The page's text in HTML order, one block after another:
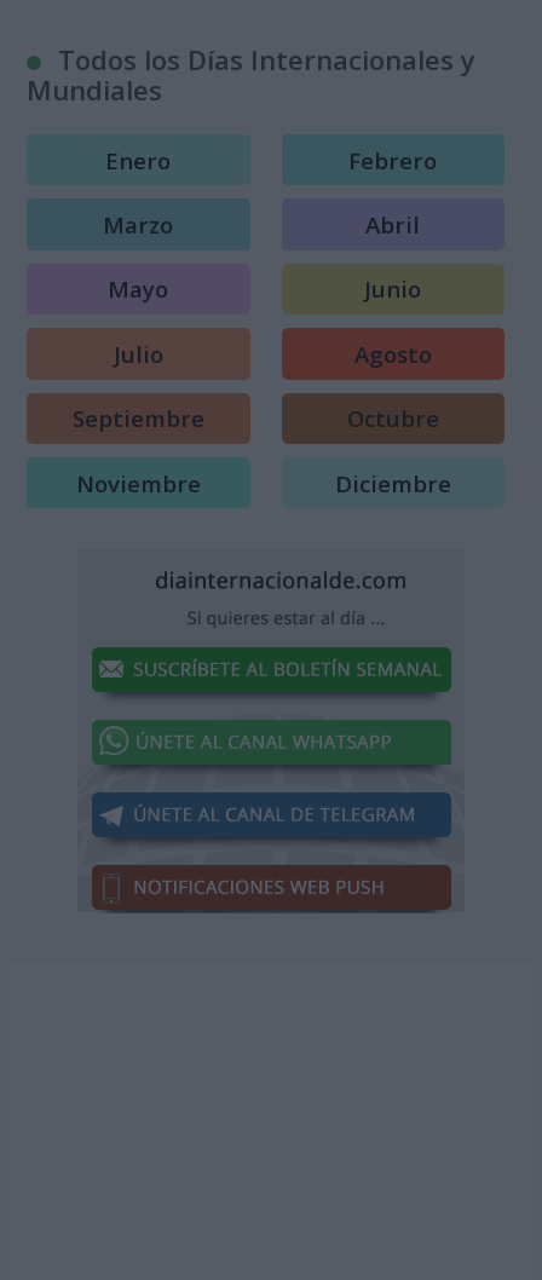
Todos los Días Internacionales y
Mundiales
Enero Febrero
Marzo Abril
Mayo Junio
Julio Agosto
Septiembre Octubre
Noviembre Diciembre